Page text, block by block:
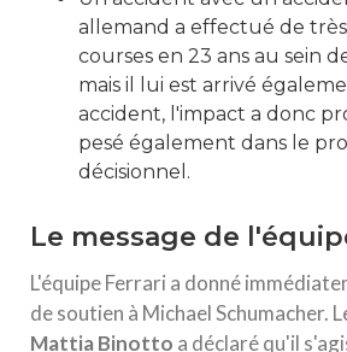
allemand a effectué de
courses en 23 ans au sein
mais il lui est arrivé
accident, l'impact a donc
pesé également dans le
décisionnel.
Le message de
L'équipe Ferrari a donné
de soutien à Michael Schumacher.
Mattia Binotto a déclaré qu'il